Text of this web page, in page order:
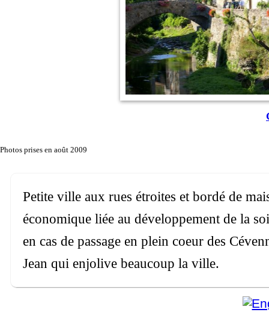
Photos prises en août 2009
Petite ville aux rues étroites et bordé de
économique liée au développement de la
en cas de passage en plein coeur des
Jean qui enjolive beaucoup la ville.